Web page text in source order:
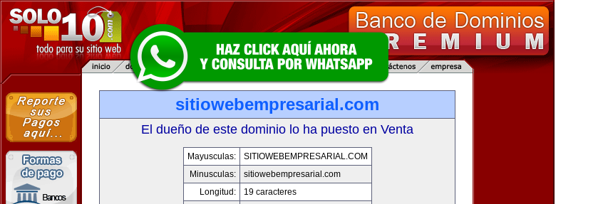
sitiowebempresarial.com
El dueño de este dominio lo ha puesto en Venta
Mayusculas:
SITIOWEBEMPRESARIAL.COM
Minusculas:
sitiowebempresarial.com
Longitud:
19 caracteres